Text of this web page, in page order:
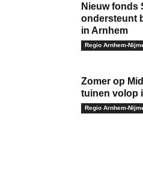
Nieuw fonds
ondersteunt
in Arnhem
Regio Arnhem-
Zomer op
tuinen volop
Regio Arnhem-